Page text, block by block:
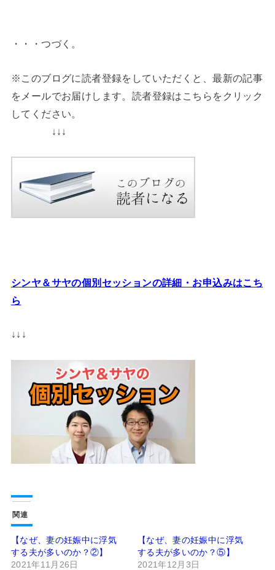
・・・つづく。
※このブログに読者登録をしていただくと、最新の記事
をメールでお届けします。読者登録はこちらをクリック
してください。
↓↓↓
シンヤ＆サヤの個別セッションの詳細・お申込みはこち
ら
↓↓↓
関連
【なぜ、妻の妊娠中に浮気
する夫が多いのか？②】
2021年11月26日
【なぜ、妻の妊娠中に浮気
する夫が多いのか？⑤】
2021年12月3日